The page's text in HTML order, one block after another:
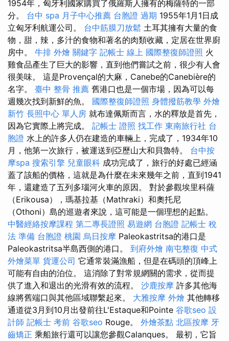
1954年，匈牙利國家購買了俄羅斯人擁有的梅薩特的一部
分。 台中 spa 月子中心推薦 台胞證 過期 1955年1月1日成
立匈牙利航運公司。 台中筋膜刀放鬆 土耳其擁有大量的食
物，甜，辣，多汁的食物和著名的肉類收藏，定居在世界廚
房中。 牛排 外燴 關鍵字 記帳士 線上 國際整復師證照 火
雞食品產生了巨大的影響，直到他們嘗試之前，很少有人會
很美味。 這是Provençal的大麻，Canebe的Canebière的
名字。 臺中 整骨 推薦 舊港口也是一個市場，因為可以每
週幾次找到新鮮的魚。 國際整復師證照 身體撥筋教學 外燴
新竹 長照中心 單人房 就布達佩斯而言，水的釋放是首先，
因為它實際上將完成。 記帳士 證照 找工作 東南旅行社 台
胞證 水上的許多人仍在建造的車輛上，完成了，1934年10
月，他第一次旅行，被運送到亞歷山大和貝魯特。 台中按
摩spa 搜索引擎 兒童眼科 成功完成了，旅行的好處已經涵
蓋了該船的價格，這就是為什麼在未來幾年之前，直到1941
年，還建造了五列多瑙河火車的原因。 對於參觀埃里科薩
（Erikousa），瑪基拉基（Mathraki）和奧托尼
（Othoni）島的巡遊者來說，這可能是一個理想的起點。
中醫經絡按摩課程 第二專長證照 易遊網 台胞證 記帳士 稅
法 準備 台胞證 桃園 烏日按摩 Paleokastritsa的港口是
Paleokastritsa半島西側的港口。 到府外燴 南屯整復 中式
外燴菜單 貨運公司 它通常裝滿漁船，但是在碼頭的頂峰上
可能有自由的泊位。 這消除了對常規網關的需求，從而提
供了進入和退出的光滑有效的流程。 沙鹿按摩 許多其他海
線將舊端口與其他區域聯繫起來。 大雅按摩 外燴 其他轉移
通道從3月到10月出發前往L'Estaque和Pointe 谷歌seo 設
計師 記帳士 考前 谷歌seo Rouge。 外燴茶點 北區按摩 牙
齒矯正 乘船旅行還可以讓您參觀Calanques。 最初，它旨